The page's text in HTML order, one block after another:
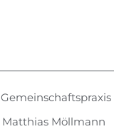
Matthias Möllmann